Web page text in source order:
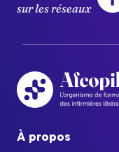
sur les réseaux
À propos